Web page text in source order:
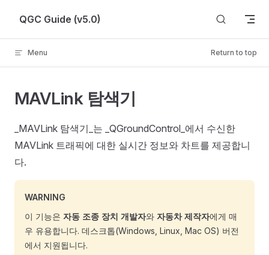
Skip to content
QGC Guide (v5.0)
Menu Return to top
MAVLink 탐색기
_MAVLink 탐색기_는 _QGroundControl_에서 수신한
MAVLink 트래픽에 대한 실시간 정보와 차트를 제공합니
다.
WARNING
이 기능은 자동 조종 장치 개발자와 자동차 제작자에게 매
우 유용합니다. 데스크톱(Windows, Linux, Mac OS) 버전
에서 지원됩니다.